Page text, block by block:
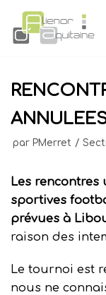
Aller
au
par PMerret
Les rencontres
sportives
prévues à
raison des
Le tournoi est
nous ne